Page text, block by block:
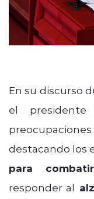
En su discurso
el presidente
destacando los
para
responder al